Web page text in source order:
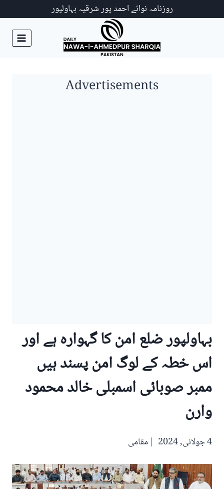
روزنامہ نوائے احمد پور شرقیہ بہاولپور
Advertisements
بہاولپور ضلع امن کا گہوارہ ہے اور
اس خطہ کے لوگ امن پسند ہیں
ممبر صوبائی اسمبلی خالد محمود
وارن
4 جولائی, 2024 مقامی